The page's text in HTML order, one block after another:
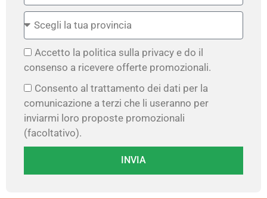
Accetto la politica sulla privacy e do il
consenso a ricevere offerte promozionali.
Consento al trattamento dei dati per la
comunicazione a terzi che li useranno per
inviarmi loro proposte promozionali
(facoltativo).
INVIA